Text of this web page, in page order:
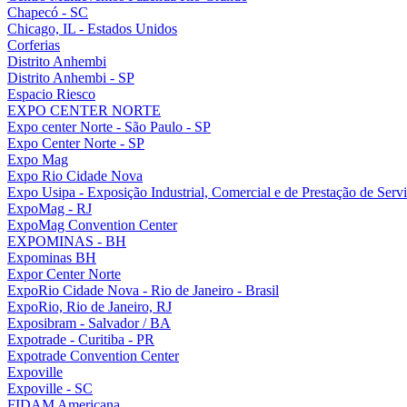
Chapecó - SC
Chicago, IL - Estados Unidos
Corferias
Distrito Anhembi
Distrito Anhembi - SP
Espacio Riesco
EXPO CENTER NORTE
Expo center Norte - São Paulo - SP
Expo Center Norte - SP
Expo Mag
Expo Rio Cidade Nova
Expo Usipa - Exposição Industrial, Comercial e de Prestação de
ExpoMag - RJ
ExpoMag Convention Center
EXPOMINAS - BH
Expominas BH
Expor Center Norte
ExpoRio Cidade Nova - Rio de Janeiro - Brasil
ExpoRio, Rio de Janeiro, RJ
Exposibram - Salvador / BA
Expotrade - Curitiba - PR
Expotrade Convention Center
Expoville
Expoville - SC